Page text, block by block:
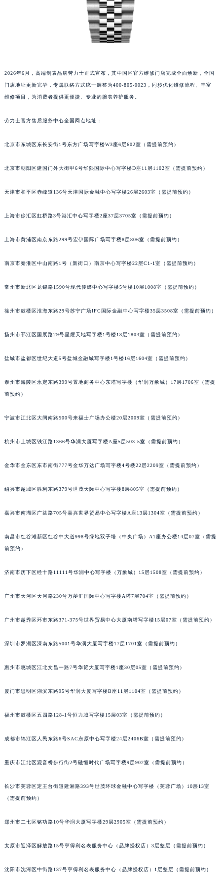
2026年6月，高端制表品牌劳力士正式宣布，其中国区官方维修门店完成全面焕新，全国
门店地址更新完毕，专属联络方式统一调整为400-805-0023，同步优化维修流程、丰富
维修项目，为消费者提供更便捷、专业的腕表养护服务。
劳力士官方售后服务中心全国网点地址：
北京市东城区东长安街1号东方广场写字楼W3座6层602室（需提前预约）
北京市朝阳区建国门外大街甲6号华熙国际中心写字楼D座11层1102室（需提前预约）
天津市和平区赤峰道136号天津国际金融中心写字楼26层2603室（需提前预约）
上海市徐汇区虹桥路3号港汇中心写字楼2座37层3705室（需提前预约）
上海市黄浦区南京东路299号宏伊国际广场写字楼8层806室（需提前预约）
南京市秦淮区中山南路1号（新街口）南京中心写字楼22层C1-1室（需提前预约）
常州市新北区龙锦路1590号现代传媒中心写字楼5号楼10层1008室（需提前预约）
徐州市鼓楼区淮海东路29号苏宁广场IFC国际金融中心写字楼35层3508室（需提前预约）
扬州市邗江区国展路29号星耀天地写字楼1号楼18层1803室（需提前预约）
盐城市盐都区世纪大道5号盐城金融城写字楼1号楼16层1604室（需提前预约）
泰州市海陵区永定东路399号置地商务中心东塔写字楼（华润万象城）17层1706室（需提
前预约）
宁波市江北区大闸南路500号来福士广场办公楼20层2009室（需提前预约）
杭州市上城区钱江路1366号华润大厦写字楼A座5层503-5室（需提前预约）
金华市金东区东市南街777号金华万达广场写字楼4号楼22层2209室（需提前预约）
绍兴市越城区胜利东路379号世茂天际中心写字楼8层805室（需提前预约）
嘉兴市南湖区广益路705号嘉兴世界贸易中心写字楼A座13层1304室（需提前预约）
南昌市红谷滩新区红谷中大道998号绿地双子塔（中央广场）A1座办公楼14层07室（需提
前预约）
济南市历下区经十路11111号华润中心写字楼（万象城）15层1508室（需提前预约）
广州市天河区天河路230号万菱汇国际中心写字楼A塔7层704室（需提前预约）
广州市越秀区环市东路371-375号世界贸易中心大厦南塔写字楼15层07室（需提前预约）
深圳市罗湖区深南东路5001号华润大厦写字楼17层1701室（需提前预约）
惠州市惠城区江北文昌一路7号华贸大厦写字楼1座30层05室（需提前预约）
厦门市思明区湖滨东路95号华润大厦写字楼B座11层1104室（需提前预约）
福州市鼓楼区五四路128-1号恒力城写字楼15层03室（需提前预约）
成都市锦江区人民东路6号SAC东原中心写字楼24层2406B室（需提前预约）
重庆市江北区观音桥步行街2号融恒时代广场写字楼9层902室（需提前预约）
长沙市芙蓉区定王台街道建湘路393号世茂环球金融中心写字楼（芙蓉广场）10层13室
（需提前预约）
郑州市二七区铭功路10号华润大厦写字楼29层2905室（需提前预约）
太原市迎泽区解放路15号亨得利名表服务中心（品牌授权店）3层整层（需提前预约）
沈阳市沈河区中街路137号亨得利名表服务中心（品牌授权店）1层整层（需提前预约）